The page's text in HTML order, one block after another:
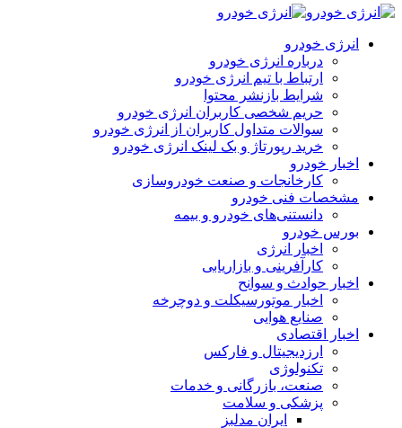
انرژی خودرو
درباره انرژی خودرو
ارتباط با تیم انرژی خودرو
شرایط بازنشر محتوا
حریم شخصی کاربران انرژی خودرو
سوالات متداول کاربران از انرژی خودرو
خرید رپورتاژ و بک لینک انرژی خودرو
اخبار خودرو
کارخانجات و صنعت خودروسازی
مشخصات فنی خودرو
دانستنی‌های خودرو و بیمه
بورس خودرو
اخبار انرژی
کارآفرینی و بازاریابی
اخبار حوادث و سوانح
اخبار موتورسیکلت و دوچرخه
صنایع هوایی
اخبار اقتصادی
ارزدیجیتال و فارکس
تکنولوژی
صنعت، بازرگانی و خدمات
پزشکی و سلامت
ایران مدلبز